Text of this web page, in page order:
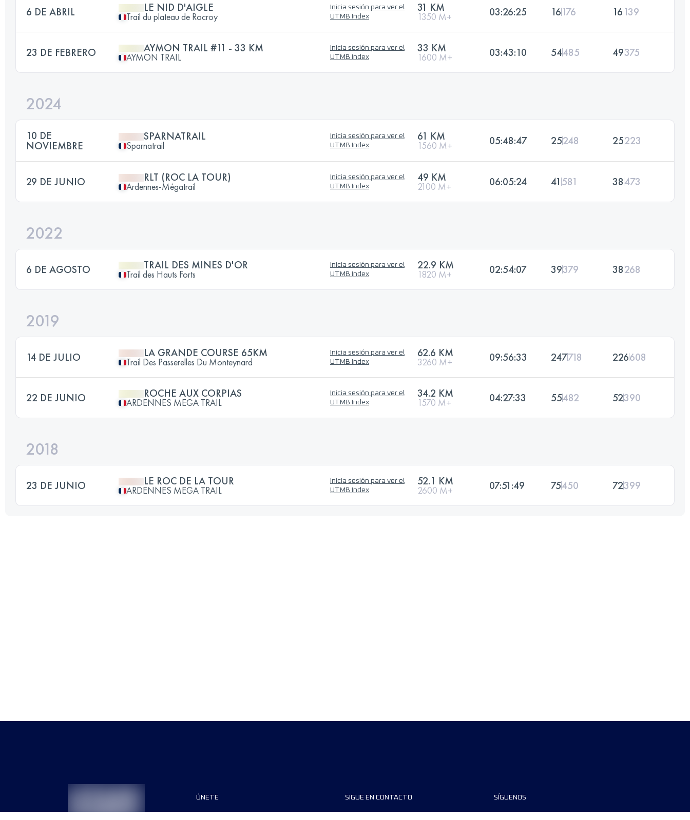
6 DE ABRIL LE NID D'AIGLE
Trail du plateau de Rocroy
Inicia sesión para ver el
UTMB Index
31 KM
1350 M+ 03:26:25 16176 16139
23 DE FEBRERO AYMON TRAIL #11 - 33 KM
AYMON TRAIL
Inicia sesión para ver el
UTMB Index
33 KM
1600 M+ 03:43:10 54485 49375
2024
10 DE
NOVIEMBRE
SPARNATRAIL
Sparnatrail
Inicia sesión para ver el
UTMB Index
61 KM
1560 M+ 05:48:47 25248 25223
29 DE JUNIO RLT (ROC LA TOUR)
Ardennes-Mégatrail
Inicia sesión para ver el
UTMB Index
49 KM
2100 M+ 06:05:24 41 581 38473
2022
6 DE AGOSTO TRAIL DES MINES D'OR
Trail des Hauts Forts
Inicia sesión para ver el
UTMB Index
22.9 KM
1820 M+ 02:54:07 39379 38268
2019
14 DE JULIO LA GRANDE COURSE 65KM
Trail Des Passerelles Du Monteynard
Inicia sesión para ver el
UTMB Index
62.6 KM
3260 M+ 09:56:33 247718 226608
22 DE JUNIO ROCHE AUX CORPIAS
ARDENNES MEGA TRAIL
Inicia sesión para ver el
UTMB Index
34.2 KM
1570 M+ 04:27:33 55482 52390
2018
23 DE JUNIO LE ROC DE LA TOUR
ARDENNES MEGA TRAIL
Inicia sesión para ver el
UTMB Index
52.1 KM
2600 M+ 07:51:49 75450 72399
ÚNETE SIGUE EN CONTACTO SÍGUENOS